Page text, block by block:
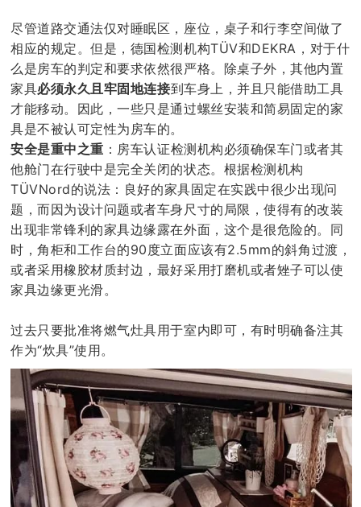
尽管道路交通法仅对睡眠区，座位，桌子和行李空间做了
相应的规定。但是，德国检测机构TÜV和DEKRA，对于什
么是房车的判定和要求依然很严格。除桌子外，其他内置
家具必须永久且牢固地连接到车身上，并且只能借助工具
才能移动。因此，一些只是通过螺丝安装和简易固定的家
具是不被认可定性为房车的。
安全是重中之重 ：房车认证检测机构必须确保车门或者其
他舱门在行驶中是完全关闭的状态。根据检测机构
TÜVNord的说法：良好的家具固定在实践中很少出现问
题，而因为设计问题或者车身尺寸的局限，使得有的改装
出现非常锋利的家具边缘露在外面，这个是很危险的。同
时，角柜和工作台的90度立面应该有2.5mm的斜角过渡，
或者采用橡胶材质封边，最好采用打磨机或者矬子可以使
家具边缘更光滑。
过去只要批准将燃气灶具用于室内即可，有时明确备注其
作为“炊具”使用。